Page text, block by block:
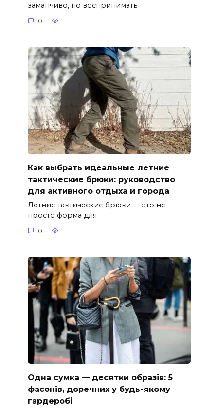
заманчиво, но воспринимать
0 11
Как выбрать идеальные летние
тактические брюки: руководство
для активного отдыха и города
Летние тактические брюки — это не
просто форма для
0 11
Одна сумка — десятки образів: 5
фасонів, доречних у будь-якому
гардеробі